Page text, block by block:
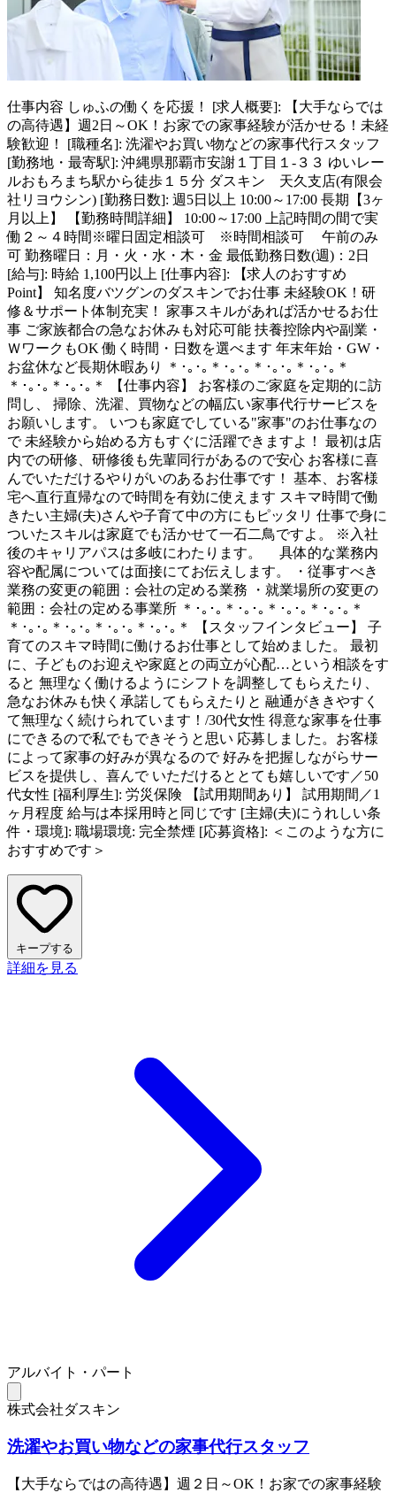
仕事内容 しゅふの働くを応援！ [求人概要]: 【大手ならでは
の高待遇】週2日～OK！お家での家事経験が活かせる！未経
験歓迎！ [職種名]: 洗濯やお買い物などの家事代行スタッフ
[勤務地・最寄駅]: 沖縄県那覇市安謝１丁目１-３３ ゆいレー
ルおもろまち駅から徒歩１５分 ダスキン 天久支店(有限会
社リヨウシン) [勤務日数]: 週5日以上 10:00～17:00 長期【3ヶ
月以上】 【勤務時間詳細】 10:00～17:00 上記時間の間で実
働２～４時間※曜日固定相談可 ※時間相談可 午前のみ
可 勤務曜日：月・火・水・木・金 最低勤務日数(週)：2日
[給与]: 時給 1,100円以上 [仕事内容]: 【求人のおすすめ
Point】 知名度バツグンのダスキンでお仕事 未経験OK！研
修＆サポート体制充実！ 家事スキルがあれば活かせるお仕
事 ご家族都合の急なお休みも対応可能 扶養控除内や副業・
ＷワークもOK 働く時間・日数を選べます 年末年始・GW・
お盆休など長期休暇あり ＊･｡･｡＊･｡･｡＊･｡･｡＊･｡･｡＊
＊･｡･｡＊･｡･｡＊ 【仕事内容】 お客様のご家庭を定期的に訪
問し、 掃除、洗濯、買物などの幅広い家事代行サービスを
お願いします。 いつも家庭でしている"家事"のお仕事なの
で 未経験から始める方もすぐに活躍できますよ！ 最初は店
内での研修、研修後も先輩同行があるので安心 お客様に喜
んでいただけるやりがいのあるお仕事です！ 基本、お客様
宅へ直行直帰なので時間を有効に使えます スキマ時間で働
きたい主婦(夫)さんや子育て中の方にもピッタリ 仕事で身に
ついたスキルは家庭でも活かせて一石二鳥ですよ。 ※入社
後のキャリアパスは多岐にわたります。 具体的な業務内
容や配属については面接にてお伝えします。 ・従事すべき
業務の変更の範囲：会社の定める業務 ・就業場所の変更の
範囲：会社の定める事業所 ＊･｡･｡＊･｡･｡＊･｡･｡＊･｡･｡＊
＊･｡･｡＊･｡･｡＊･｡･｡＊･｡･｡＊ 【スタッフインタビュー】 子
育てのスキマ時間に働けるお仕事として始めました。 最初
に、子どものお迎えや家庭との両立が心配…という相談をす
ると 無理なく働けるようにシフトを調整してもらえたり、
急なお休みも快く承諾してもらえたりと 融通がききやすく
て無理なく続けられています！/30代女性 得意な家事を仕事
にできるので私でもできそうと思い 応募しました。お客様
によって家事の好みが異なるので 好みを把握しながらサー
ビスを提供し、喜んで いただけるととても嬉しいです／50
代女性 [福利厚生]: 労災保険 【試用期間あり】 試用期間／1
ヶ月程度 給与は本採用時と同じです [主婦(夫)にうれしい条
件・環境]: 職場環境: 完全禁煙 [応募資格]: ＜このような方に
おすすめです＞
キープする
詳細を見る
アルバイト・パート
株式会社ダスキン
洗濯やお買い物などの家事代行スタッフ
【大手ならではの高待遇】週２日～OK！お家での家事経験